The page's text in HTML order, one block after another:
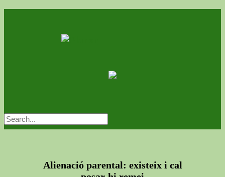
Alienació parental: existeix i cal